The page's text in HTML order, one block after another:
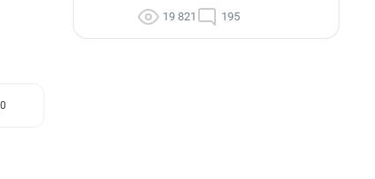
0
19 821 195